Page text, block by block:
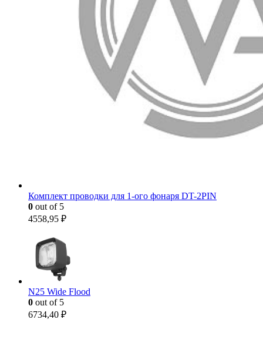
Комплект проводки для 1-ого фонаря DT-2PIN
0 out of 5
4558,95 ₽
N25 Wide Flood
0 out of 5
6734,40 ₽